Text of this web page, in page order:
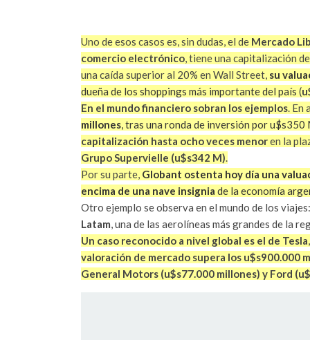
Uno de esos casos es, sin dudas, el de Mercado
comercio electrónico, tiene una capitalización de
una caída superior al 20% en Wall Street, su
dueña de los shoppings más importante del país (
En el mundo financiero sobran los ejemplos. En
millones, tras una ronda de inversión por u$s350
capitalización hasta ocho veces menoren la
Grupo Supervielle (u$s342 M).
Por su parte, Globant ostenta hoy día una
encima de una nave insignia de la economía
Otro ejemplo se observa en el mundo de los viajes:
Latam, una de las aerolíneas más grandes de la
Un caso reconocido a nivel global es el de Tesla
valoración de mercado supera los u$s900.000
General Motors (u$s77.000 millones) y Ford